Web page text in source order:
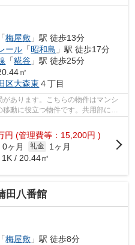
「梅屋敷 」駅 徒歩13分
ール 「昭和島 」駅 徒歩17分
「糀谷 」駅 徒歩25分
㎡
区大森東 ４丁目
あります。こちらの物件はマンシ
動に役立つ物件です。共用部には
...
円 (管理費等：15,200円 )
0ヶ月 礼金
1ヶ月
/ 20.44㎡
田八番館
「梅屋敷 」駅 徒歩8分